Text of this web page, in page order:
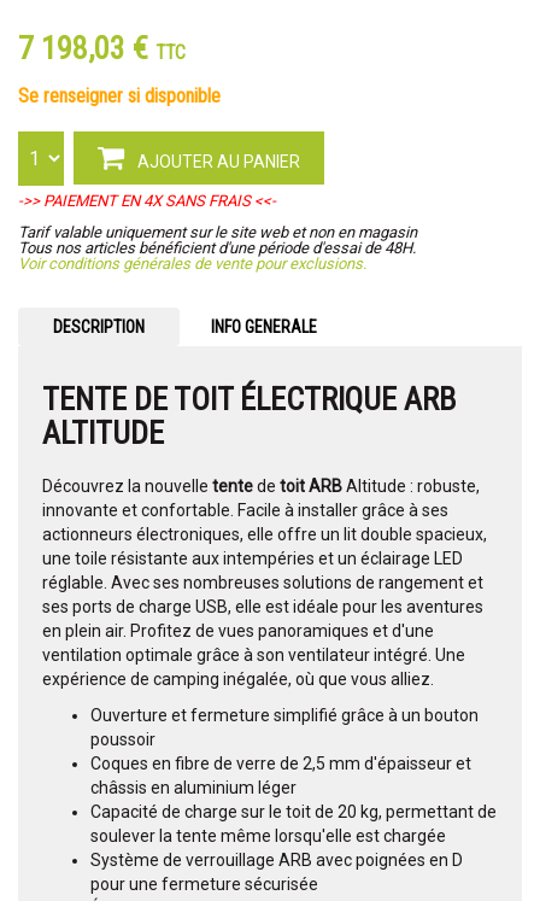
7 198,03 € TTC
se renseigner si disponible
AJOUTER AU PANIER
->> PAIEMENT EN 4X SANS FRAIS <<-
Tarif valable uniquement sur le site web et non en magasin
Tous nos articles bénéficient d'une période d'essai de 48H.
Voir conditions générales de vente pour exclusions.
DESCRIPTION INFO GENERALE
TENTE DE TOIT ÉLECTRIQUE ARB
ALTITUDE
Découvrez la nouvelle tentede toit ARBAltitude : robuste,
innovante et confortable. Facile à installer grâce à ses
actionneurs électroniques, elle offre un lit double spacieux,
une toile résistante aux intempéries et un éclairage LED
réglable. Avec ses nombreuses solutions de rangement et
ses ports de charge USB, elle est idéale pour les aventures
en plein air. Profitez de vues panoramiques et d'une
ventilation optimale grâce à son ventilateur intégré. Une
expérience de camping inégalée, où que vous alliez.
Ouverture et fermeture simplifié grâce à un bouton
poussoir
Coques en fibre de verre de 2,5 mm d'épaisseur et
châssis en aluminium léger
Capacité de charge sur le toit de 20 kg, permettant de
soulever la tente même lorsqu'elle est chargée
Système de verrouillage ARB avec poignées en D
pour une fermeture sécurisée